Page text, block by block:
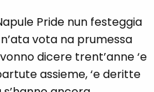
Pride nun festeggia
vota na prumessa
dicere trent’anne ‘e
assieme, ‘e deritte